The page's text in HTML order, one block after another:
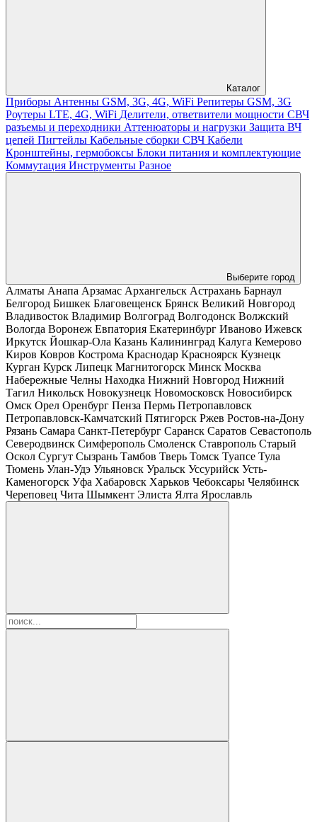
Каталог
Приборы Антенны GSM, 3G, 4G, WiFi Репитеры GSM, 3G
Роутеры LTE, 4G, WiFi Делители, ответвители мощности СВЧ
разъемы и переходники Аттенюаторы и нагрузки Защита ВЧ
цепей Пигтейлы Кабельные сборки СВЧ Кабели
Кронштейны, гермобоксы Блоки питания и комплектующие
Коммутация Инструменты Разное
Выберите город
Алматы Анапа Арзамас Архангельск Астрахань Барнаул
Белгород Бишкек Благовещенск Брянск Великий Новгород
Владивосток Владимир Волгоград Волгодонск Волжский
Вологда Воронеж Евпатория Екатеринбург Иваново Ижевск
Иркутск Йошкар-Ола Казань Калининград Калуга Кемерово
Киров Ковров Кострома Краснодар Красноярск Кузнецк
Курган Курск Липецк Магнитогорск Минск Москва
Набережные Челны Находка Нижний Новгород Нижний
Тагил Никольск Новокузнецк Новомосковск Новосибирск
Омск Орел Оренбург Пенза Пермь Петропавловск
Петропавловск-Камчатский Пятигорск Ржев Ростов-на-Дону
Рязань Самара Санкт-Петербург Саранск Саратов Севастополь
Северодвинск Симферополь Смоленск Ставрополь Старый
Оскол Сургут Сызрань Тамбов Тверь Томск Туапсе Тула
Тюмень Улан-Удэ Ульяновск Уральск Уссурийск Усть-
Каменогорск Уфа Хабаровск Харьков Чебоксары Челябинск
Череповец Чита Шымкент Элиста Ялта Ярославль